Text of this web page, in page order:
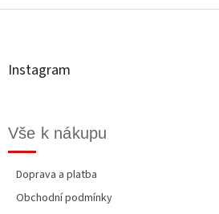
á
Instagram
Vše k nákupu
Doprava a platba
Obchodní podmínky